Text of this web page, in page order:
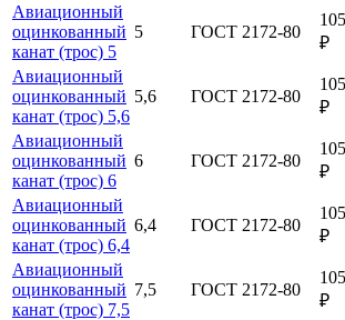
Авиационный
оцинкованный
канат (трос) 5
5 ГОСТ 2172-80
105
₽
Авиационный
оцинкованный
канат (трос) 5,6
5,6 ГОСТ 2172-80
105
₽
Авиационный
оцинкованный
канат (трос) 6
6 ГОСТ 2172-80
105
₽
Авиационный
оцинкованный
канат (трос) 6,4
6,4 ГОСТ 2172-80
105
₽
Авиационный
оцинкованный
канат (трос) 7,5
7,5 ГОСТ 2172-80
105
₽